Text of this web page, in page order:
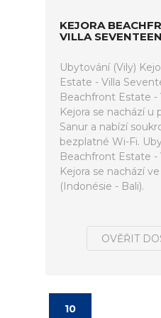
KEJORA
VILLA
Ubytování (Vily)
Estate - Villa
Beachfront Estate -
Kejora se nachází u
Sanur a nabízí
bezplatné Wi-Fi.
Beachfront Estate -
Kejora se nachází
(Indonésie - Bali).
OVĚŘIT
10